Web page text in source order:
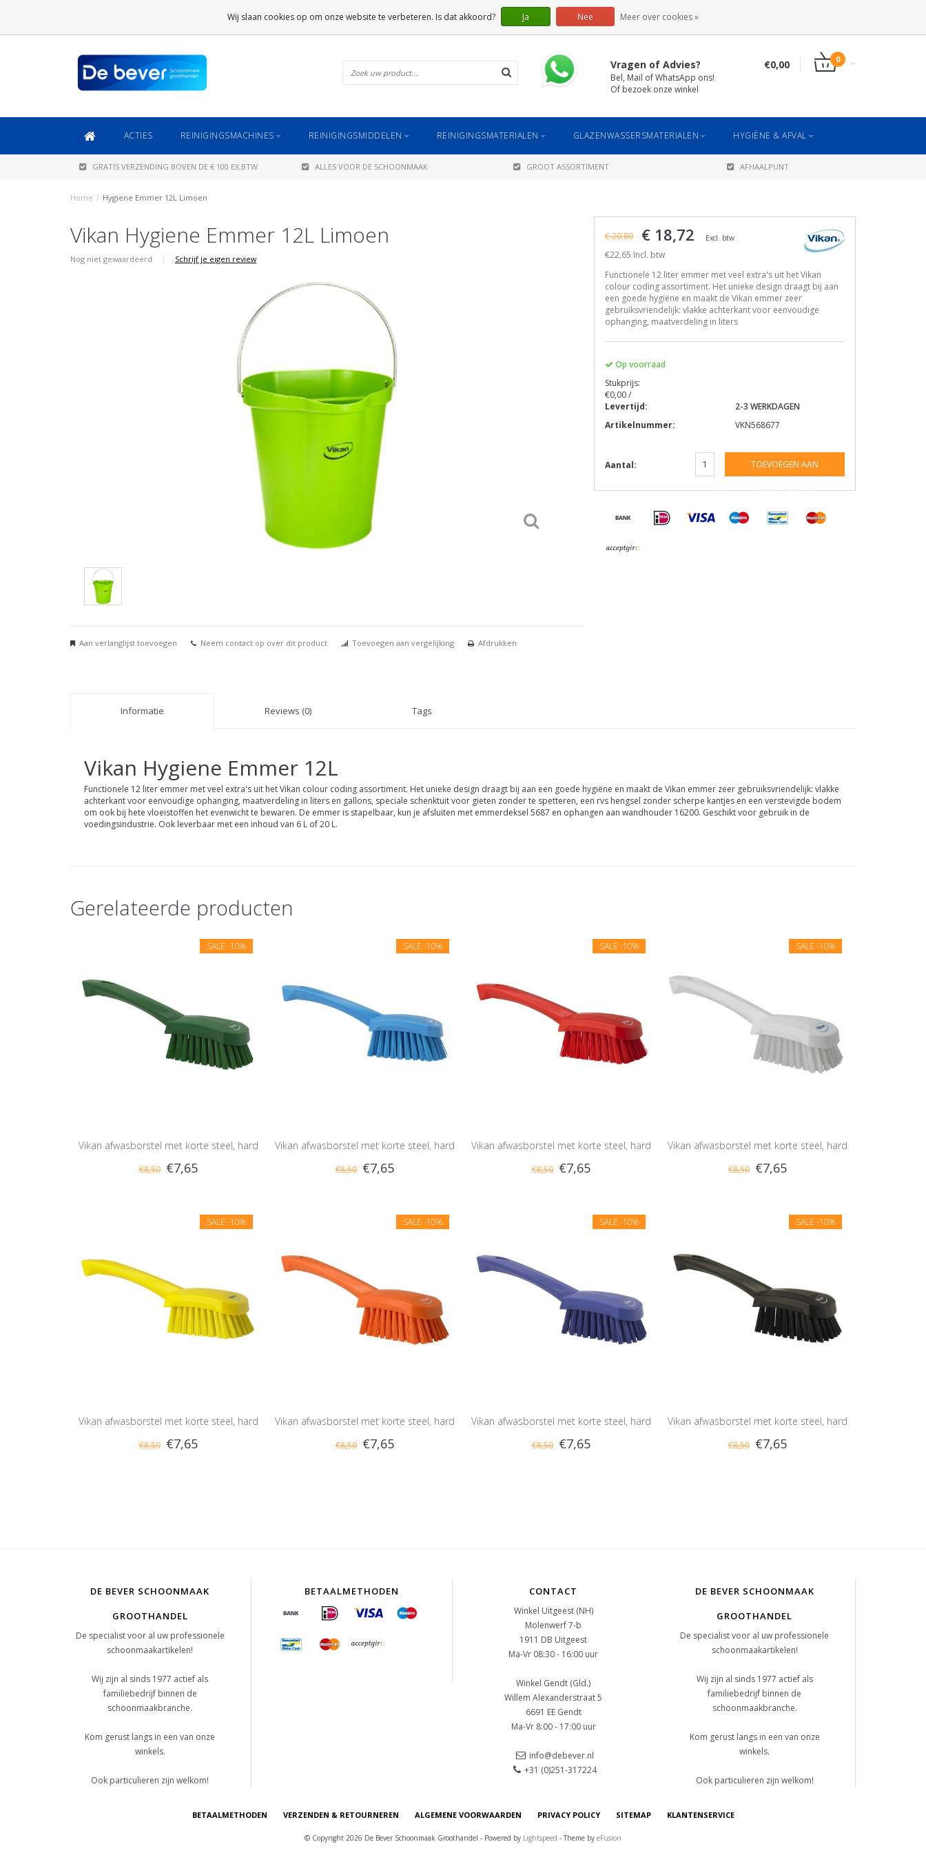
Vragen of Advies?
Bel, Mail of WhatsApp ons!
Of bezoek onze winkel
€0,00 0
ACTIES REINIGINGSMACHINES REINIGINGSMIDDELEN REINIGINGSMATERIALEN GLAZENWASSERSMATERIALEN HYGIËNE & AFVAL
GRATIS VERZENDING BOVEN DE € 100 EX.BTW ALLES VOOR DE SCHOONMAAK GROOT ASSORTIMENT AFHAALPUNT
Home / Hygiene Emmer 12L Limoen
Vikan Hygiene Emmer 12L Limoen
Nog niet gewaardeerd | Schrijf je eigen review
Aan verlanglijst toevoegen Neem contact op over dit product Toevoegen aan vergelijking Afdrukken
€ 20,80 € 18,72 Excl. btw
€22,65 Incl. btw
Functionele 12 liter emmer met veel extra's uit het Vikan
colour coding assortiment. Het unieke design draagt bij aan
een goede hygiëne en maakt de Vikan emmer zeer
gebruiksvriendelijk: vlakke achterkant voor eenvoudige
ophanging, maatverdeling in liters
Op voorraad
Stukprijs:
€0,00 /
Levertijd:
2-3 WERKDAGEN
Artikelnummer:
VKN568677
Aantal: TOEVOEGEN AAN
WINKELWAGEN
Informatie Reviews (0) Tags
Vikan Hygiene Emmer 12L
Functionele 12 liter emmer met veel extra's uit het Vikan colour coding assortiment. Het unieke design draagt bij aan een goede hygiëne en maakt de Vikan emmer zeer gebruiksvriendelijk: vlakke
achterkant voor eenvoudige ophanging, maatverdeling in liters en gallons, speciale schenktuit voor gieten zonder te spetteren, een rvs hengsel zonder scherpe kantjes en een verstevigde bodem
om ook bij hete vloeistoffen het evenwicht te bewaren. De emmer is stapelbaar, kun je afsluiten met emmerdeksel 5687 en ophangen aan wandhouder 16200. Geschikt voor gebruik in de
voedingsindustrie. Ook leverbaar met een inhoud van 6 L of 20 L.
Gerelateerde producten
SALE -10%
Vikan afwasborstel met korte steel, hard
€8,50 €7,65
SALE -10%
Vikan afwasborstel met korte steel, hard
€8,50 €7,65
SALE -10%
Vikan afwasborstel met korte steel, hard
€8,50 €7,65
SALE -10%
Vikan afwasborstel met korte steel, hard
€8,50 €7,65
SALE -10%
Vikan afwasborstel met korte steel, hard
€8,50 €7,65
SALE -10%
Vikan afwasborstel met korte steel, hard
€8,50 €7,65
SALE -10%
Vikan afwasborstel met korte steel, hard
€8,50 €7,65
SALE -10%
Vikan afwasborstel met korte steel, hard
€8,50 €7,65
DE BEVER SCHOONMAAK
GROOTHANDEL
De specialist voor al uw professionele
schoonmaakartikelen!
Wij zijn al sinds 1977 actief als
familiebedrijf binnen de
schoonmaakbranche.
Kom gerust langs in een van onze
winkels.
Ook particulieren zijn welkom!
BETAALMETHODEN CONTACT
Winkel Uitgeest (NH)
Molenwerf 7-b
1911 DB Uitgeest
Ma-Vr 08:30 - 16:00 uur
Winkel Gendt (Gld.)
Willem Alexanderstraat 5
6691 EE Gendt
Ma-Vr 8:00 - 17:00 uur
info@debever.nl
+31 (0)251-317224
DE BEVER SCHOONMAAK
GROOTHANDEL
De specialist voor al uw professionele
schoonmaakartikelen!
Wij zijn al sinds 1977 actief als
familiebedrijf binnen de
schoonmaakbranche.
Kom gerust langs in een van onze
winkels.
Ook particulieren zijn welkom!
BETAALMETHODEN VERZENDEN & RETOURNEREN ALGEMENE VOORWAARDEN PRIVACY POLICY SITEMAP KLANTENSERVICE
© Copyright 2026 De Bever Schoonmaak Groothandel - Powered by Lightspeed - Theme by eFusion
Wij slaan cookies op om onze website te verbeteren. Is dat akkoord? Ja Nee Meer over cookies »